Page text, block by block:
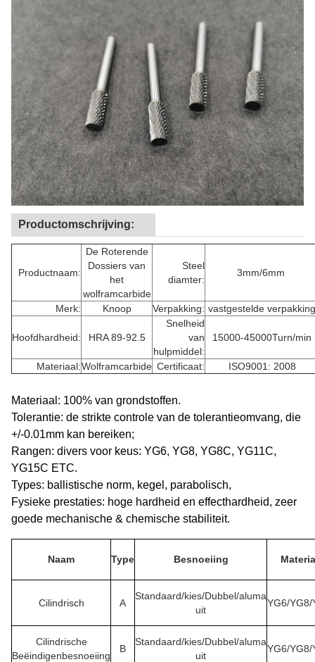
Productomschrijving:
Productnaam:
De Roterende
Dossiers van
het
wolframcarbide
Steel
diamter:
3mm/6mm
Merk: Knoop Verpakking: vastgestelde verpakking
Hoofdhardheid: HRA 89-92.5
Snelheid
van
hulpmiddel:
15000-45000Turn/min
Materiaal:Wolframcarbide Certificaat: ISO9001: 2008
Materiaal: 100% van grondstoffen.
Tolerantie: de strikte controle van de tolerantieomvang, die
+/-0.01mm kan bereiken;
Rangen: divers voor keus: YG6, YG8, YG8C, YG11C,
YG15C ETC.
Types: ballistische norm, kegel, parabolisch,
Fysieke prestaties: hoge hardheid en effecthardheid, zeer
goede mechanische & chemische stabiliteit.
Naam Type Besnoeiing
Cilindrisch A
Standaard/kies/Dubbel/aluma
uit
YG6/YG8/
Cilindrische
Beëindigenbesnoeiing
B
Standaard/kies/Dubbel/aluma
uit
YG6/YG8/